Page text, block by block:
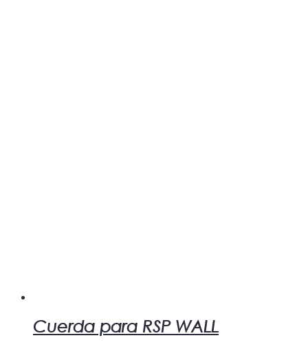
Cuerda para RSP WALL